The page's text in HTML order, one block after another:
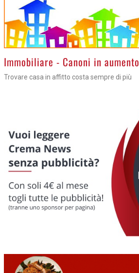
>Immobiliare - Canoni in aumento
Trovare casa in affitto costa sempre di più